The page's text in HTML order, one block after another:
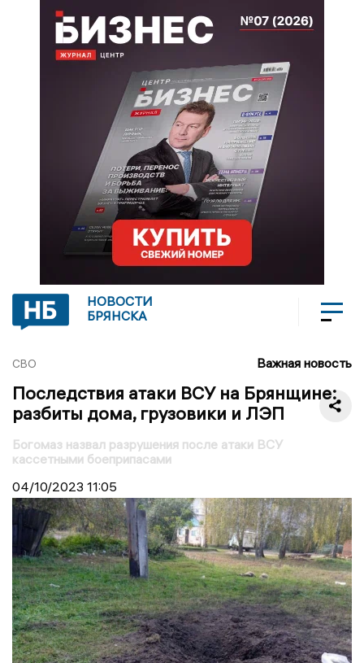
НОВОСТИ
БРЯНСКА
СВО Важная новость
Последствия атаки ВСУ на Брянщине:
разбиты дома, грузовики и ЛЭП
Богомаз назвал разрушения после атаки ВСУ
кассетными боеприпасами
04/10/2023 11:05